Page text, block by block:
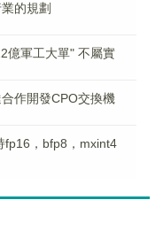
的規劃
億軍工大單" 不屬實
作開發CPO交換機
fp16，bfp8，mxint4